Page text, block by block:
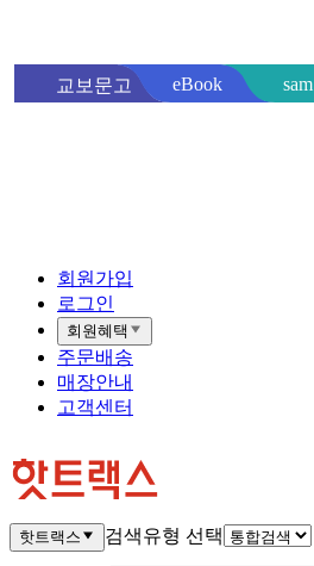
교보문고 eBook sam
회원가입
로그인
회원혜택
주문배송
매장안내
고객센터
핫트랙스 검색유형 선택